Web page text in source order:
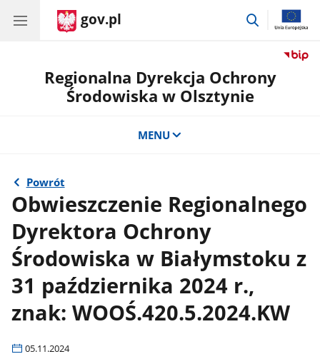
gov.pl
przejdź
Regionalna Dyrekcja Ochrony
Środowiska w Olsztynie
MENU
Powrót
Obwieszczenie Regionalnego
Dyrektora Ochrony
Środowiska w Białymstoku z
31 października 2024 r.,
znak: WOOŚ.420.5.2024.KW
05.11.2024